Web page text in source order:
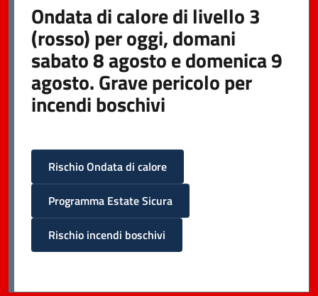
Ondata di calore di livello 3
(rosso) per oggi, domani
sabato 8 agosto e domenica 9
agosto. Grave pericolo per
incendi boschivi
Rischio Ondata di calore
Programma Estate Sicura
Rischio incendi boschivi